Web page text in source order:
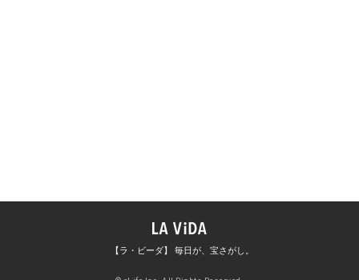
【ラ・ビーダ】 毎日が、宝さがし。